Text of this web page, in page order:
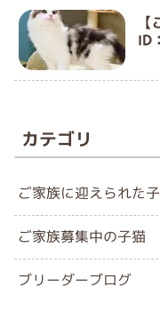
ID
カテゴリ
ご家族に迎えられた
ご家族募集中の子猫
ブリーダーブログ